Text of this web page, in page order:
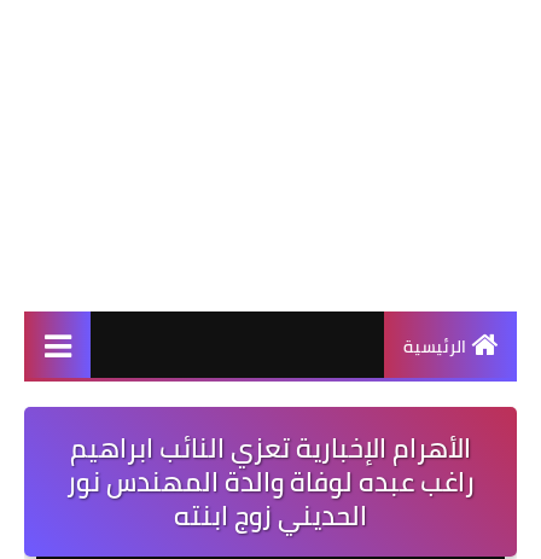
الرئيسية
الأهرام الإخبارية تعزي النائب ابراهيم
راغب عبده لوفاة والدة المهندس نور
الحديني زوج ابنته